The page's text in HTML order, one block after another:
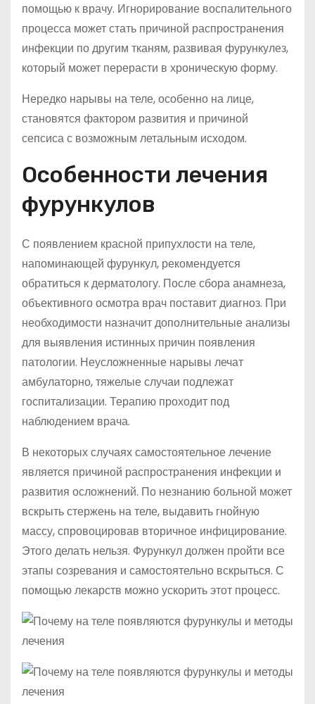
помощью к врачу. Игнорирование воспалительного
процесса может стать причиной распространения
инфекции по другим тканям, развивая фурункулез,
который может перерасти в хроническую форму.
Нередко нарывы на теле, особенно на лице,
становятся фактором развития и причиной
сепсиса с возможным летальным исходом.
Особенности лечения
фурункулов
С появлением красной припухлости на теле,
напоминающей фурункул, рекомендуется
обратиться к дерматологу. После сбора анамнеза,
объективного осмотра врач поставит диагноз. При
необходимости назначит дополнительные анализы
для выявления истинных причин появления
патологии. Неусложненные нарывы лечат
амбулаторно, тяжелые случаи подлежат
госпитализации. Терапию проходит под
наблюдением врача.
В некоторых случаях самостоятельное лечение
является причиной распространения инфекции и
развития осложнений. По незнанию больной может
вскрыть стержень на теле, выдавить гнойную
массу, спровоцировав вторичное инфицирование.
Этого делать нельзя. Фурункул должен пройти все
этапы созревания и самостоятельно вскрыться. С
помощью лекарств можно ускорить этот процесс.